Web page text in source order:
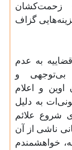
گزاف
به عدم
و
و اعلام
به دلیل
علائم
از آن
خواهشمندم